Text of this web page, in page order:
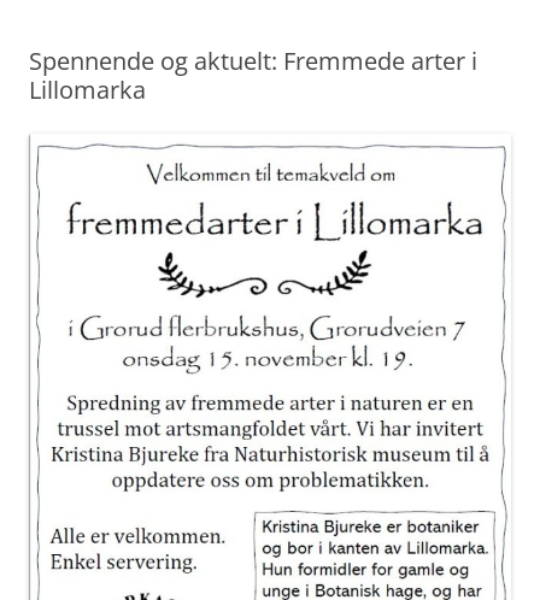
Spennende og aktuelt: Fremmede arter i
Lillomarka